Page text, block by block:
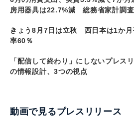
房用器具は22.7%減 総務省家計調査
きょう8月7日は立秋 西日本は1か月
率60％
「配信して終わり」にしないプレス
の情報設計、3つの視点
動画で見るプレスリリース